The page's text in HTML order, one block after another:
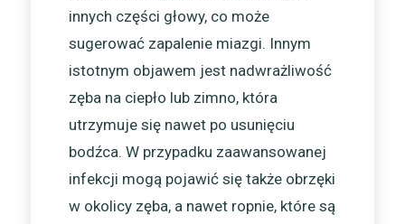
innych części głowy, co może
sugerować zapalenie miazgi. Innym
istotnym objawem jest nadwrażliwość
zęba na ciepło lub zimno, która
utrzymuje się nawet po usunięciu
bodźca. W przypadku zaawansowanej
infekcji mogą pojawić się także obrzęki
w okolicy zęba, a nawet ropnie, które są